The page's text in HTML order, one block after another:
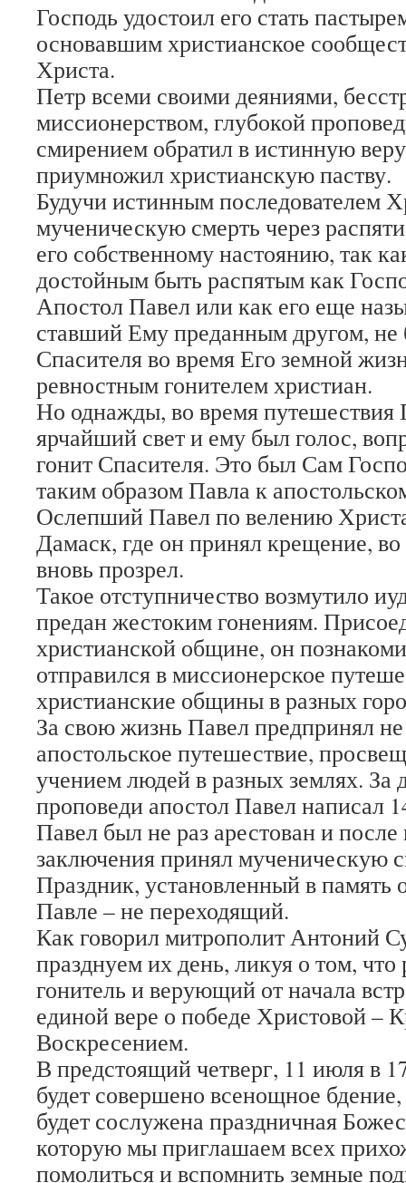
Господь удостоил его стать
основавшим христианское
Христа.
Петр всеми своими деяниями,
миссионерством, глубокой
смирением обратил в истинную
приумножил христианскую паству.
Будучи истинным последователем
мученическую смерть через
его собственному настоянию, так
достойным быть распятым как
Апостол Павел или как его еще
ставший Ему преданным другом,
Спасителя во время Его земной
ревностным гонителем христиан.
Но однажды, во время путешествия
ярчайший свет и ему был голос,
гонит Спасителя. Это был Сам
таким образом Павла к
Ослепший Павел по велению
Дамаск, где он принял крещение, во
вновь прозрел.
Такое отступничество возмутило
предан жестоким гонениям.
христианской общине, он
отправился в миссионерское
христианские общины в разных
За свою жизнь Павел предпринял не
апостольское путешествие,
учением людей в разных землях. За
проповеди апостол Павел написал
Павел был не раз арестован и после
заключения принял мученическую
Праздник, установленный в память
Павле – не переходящий.
Как говорил митрополит Антоний
празднуем их день, ликуя о том,
гонитель и верующий от начала
единой вере о победе Христовой –
Воскресением.
В предстоящий четверг, 11 июля в
будет совершено всенощное
будет сослужена праздничная
которую мы приглашаем всех
помолиться и вспомнить земные